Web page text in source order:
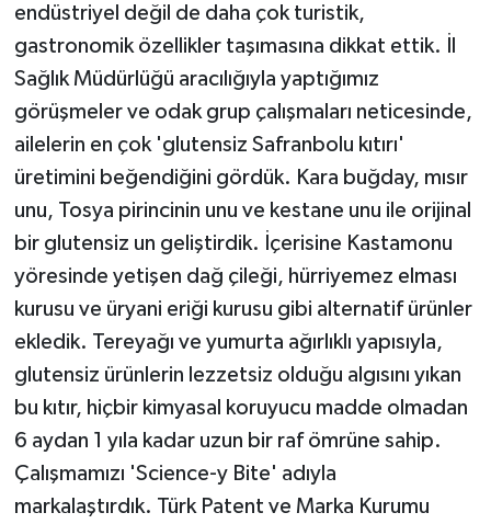
endüstriyel değil de daha çok turistik,
gastronomik özellikler taşımasına dikkat ettik. İl
Sağlık Müdürlüğü aracılığıyla yaptığımız
görüşmeler ve odak grup çalışmaları neticesinde,
ailelerin en çok 'glutensiz Safranbolu kıtırı'
üretimini beğendiğini gördük. Kara buğday, mısır
unu, Tosya pirincinin unu ve kestane unu ile orijinal
bir glutensiz un geliştirdik. İçerisine Kastamonu
yöresinde yetişen dağ çileği, hürriyemez elması
kurusu ve üryani eriği kurusu gibi alternatif ürünler
ekledik. Tereyağı ve yumurta ağırlıklı yapısıyla,
glutensiz ürünlerin lezzetsiz olduğu algısını yıkan
bu kıtır, hiçbir kimyasal koruyucu madde olmadan
6 aydan 1 yıla kadar uzun bir raf ömrüne sahip.
Çalışmamızı 'Science-y Bite' adıyla
markalaştırdık. Türk Patent ve Marka Kurumu